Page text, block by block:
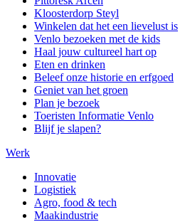
Kloosterdorp Steyl
Winkelen dat het een lievelust is
Venlo bezoeken met de kids
Haal jouw cultureel hart op
Eten en drinken
Beleef onze historie en erfgoed
Geniet van het groen
Plan je bezoek
Toeristen Informatie Venlo
Blijf je slapen?
Werk
Innovatie
Logistiek
Agro, food & tech
Maakindustrie